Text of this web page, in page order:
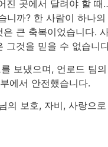
진 곳에서 달려야 할 때
니까? 한 사람이 하나의
큰 축복이었습니다.
그것을 믿을 수 없습니
보냈으며, 언로드 팀
에서 안전했습니다.
의 보호, 자비, 사랑으